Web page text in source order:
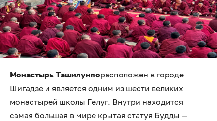
Монастырь Ташилунпорасположен в городе
Шигадзе и является одним из шести великих
монастырей школы Гелуг. Внутри находится
самая большая в мире крытая статуя Будды —